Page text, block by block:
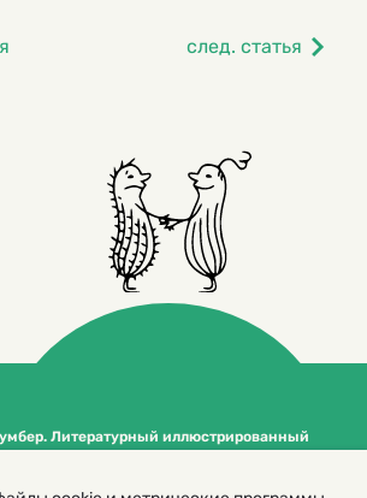
след. статья
Литературный иллюстрированный